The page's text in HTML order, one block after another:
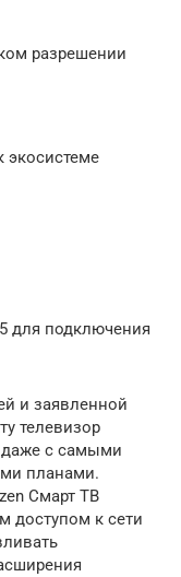
разрешении
экосистеме
для подключения
и заявленной
телевизор
даже с самыми
планами.
Смарт ТВ
доступом к сети